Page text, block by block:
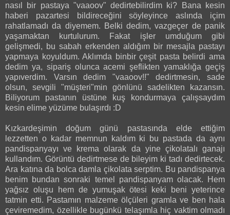
nasıl bir pastaya "vaaoov" dedirtebilirdim ki? Bana kesin
haberi pazartesi bildireceğini söyleyince aslında içim
rahatlamadı da diyemem. Belki dedim, vazgeçer de panik
yaşamaktan kurtulurum. Fakat işler umduğum gibi
gelişmedi, bu sabah erkenden aldığım bir mesajla pastayı
yapmaya koyuldum. Aklımda binbir çeşit pasta belirdi ama
dedim ya, sipariş olunca acemi şeflikten yamaklığa geçiş
yapıverdim. Varsın dedim "vaaoov!!" dedirtmesin, sade
olsun, sevgili "müşteri"min gönlünü sadelikten kazansın.
Biliyorum pastanın üstüne kuş kondurmaya çalışsaydım
kesin elime yüzüme bulaşırdı :D
Kızkardeşimin doğum günü pastasında elde ettiğim
lezzetten o kadar memnun kaldım ki bu pastada da aynı
pandispanyayı ve krema olarak da yine çikolatalı ganajı
kullandım. Görüntü dedirtmese de bileyim ki tadı dedirtecek.
Ara katına da bolca damla çikolata serptim. Bu pandispanya
benim bundan sonraki temel pandispanyam olacak. Hem
yağsız oluşu hem de yumuşak ötesi keki beni yeterince
tatmin etti. Pastamın malzeme ölçüleri gramla ve ben hala
çeviremedim, özellikle bugünkü telaşımla hiç vaktim olmadı